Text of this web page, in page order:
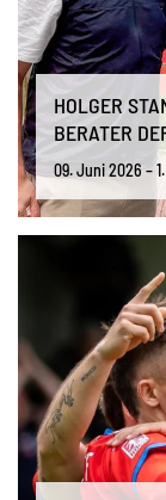
HOLGER
BERATER
09. Juni 2026 –